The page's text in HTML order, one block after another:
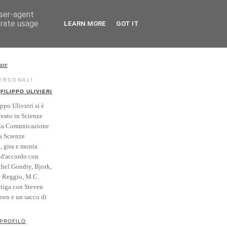
FILIPPO ULIVIERI
Ulivieri si è
in Scienze
Comunicazione
Scienze
gira e monta
con
Gondry, Bjork,
Reggio, M.C.
con Steven
e un sacco di
agent
usage
LEARN MORE GOT IT